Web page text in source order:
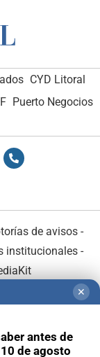
CYD Litoral
Puerto Negocios
de avisos -
institucionales-
✕
antes de
de agosto